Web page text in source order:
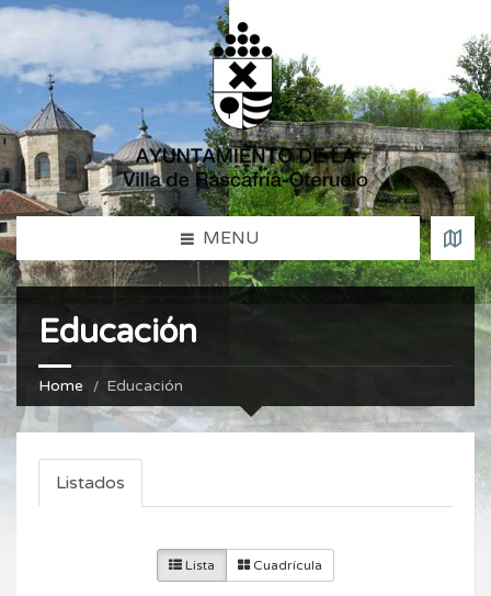
MENU
Educación
Home Educación
Listados
Lista Cuadrícula